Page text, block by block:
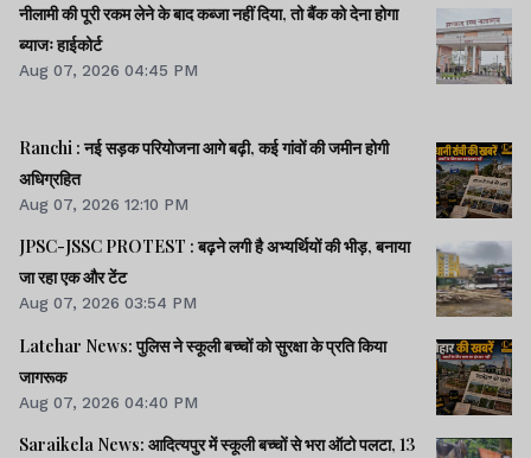
नीलामी की पूरी रकम लेने के बाद कब्जा नहीं दिया, तो बैंक को देना होगा
ब्याजः हाईकोर्ट
Aug 07, 2026 04:45 PM
Ranchi : नई सड़क परियोजना आगे बढ़ी, कई गांवों की जमीन होगी
अधिग्रहित
Aug 07, 2026 12:10 PM
JPSC-JSSC PROTEST : बढ़ने लगी है अभ्यर्थियों की भीड़, बनाया
जा रहा एक और टेंट
Aug 07, 2026 03:54 PM
Latehar News: पुलिस ने स्कूली बच्चों को सुरक्षा के प्रति किया
जागरूक
Aug 07, 2026 04:40 PM
Saraikela News: आदित्यपुर में स्कूली बच्चों से भरा ऑटो पलटा, 13